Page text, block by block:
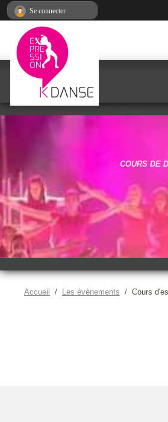
COURS DE
Accueil Les évènements Cours
Se connecter
Panneau de gestion des cookies